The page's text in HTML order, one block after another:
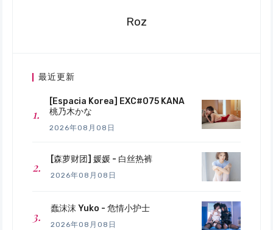
Roz
最近更新
[Espacia Korea] EXC#075 KANA
桃乃木かな
2026年08月08日
[森萝财团] 媛媛 - 白丝热裤
2026年08月08日
蠢沫沫 Yuko - 危情小护士
2026年08月08日